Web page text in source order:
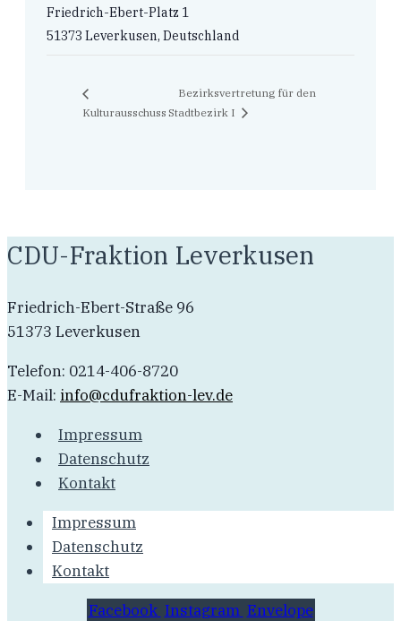
Friedrich-Ebert-Platz 1
51373 Leverkusen, Deutschland
Kulturausschuss
Bezirksvertretung für den
Stadtbezirk I
CDU-Fraktion Leverkusen
Friedrich-Ebert-Straße 96
51373 Leverkusen
Telefon: 0214-406-8720
E-Mail: info@cdufraktion-lev.de
Impressum
Datenschutz
Kontakt
Impressum
Datenschutz
Kontakt
Facebook Instagram Envelope